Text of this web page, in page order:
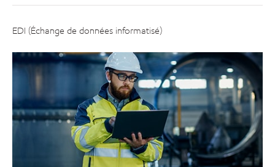
EDI (Échange de données informatisé)